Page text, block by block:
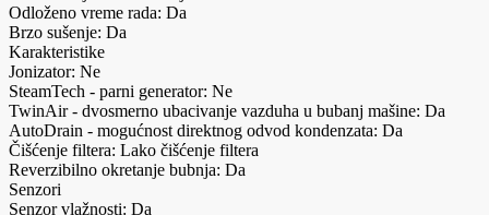
Odloženo vreme rada: Da
Brzo sušenje: Da
Karakteristike
Jonizator: Ne
SteamTech - parni generator: Ne
TwinAir - dvosmerno ubacivanje vazduha u bubanj mašine: Da
AutoDrain - mogućnost direktnog odvod kondenzata: Da
Čišćenje filtera: Lako čišćenje filtera
Reverzibilno okretanje bubnja: Da
Senzori
Senzor vlažnosti: Da